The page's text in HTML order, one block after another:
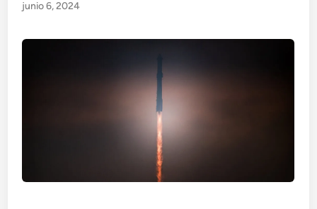
junio 6, 2024